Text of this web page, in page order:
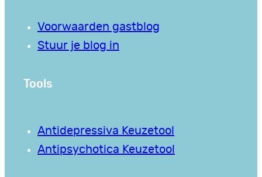
Voorwaarden gastblog
Stuur je blog in
Tools
Antidepressiva Keuzetool
Antipsychotica Keuzetool